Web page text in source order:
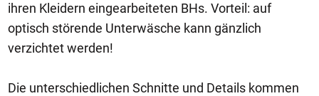
ihren Kleidern eingearbeiteten BHs. Vorteil: auf
optisch störende Unterwäsche kann gänzlich
verzichtet werden!
Die unterschiedlichen Schnitte und Details kommen